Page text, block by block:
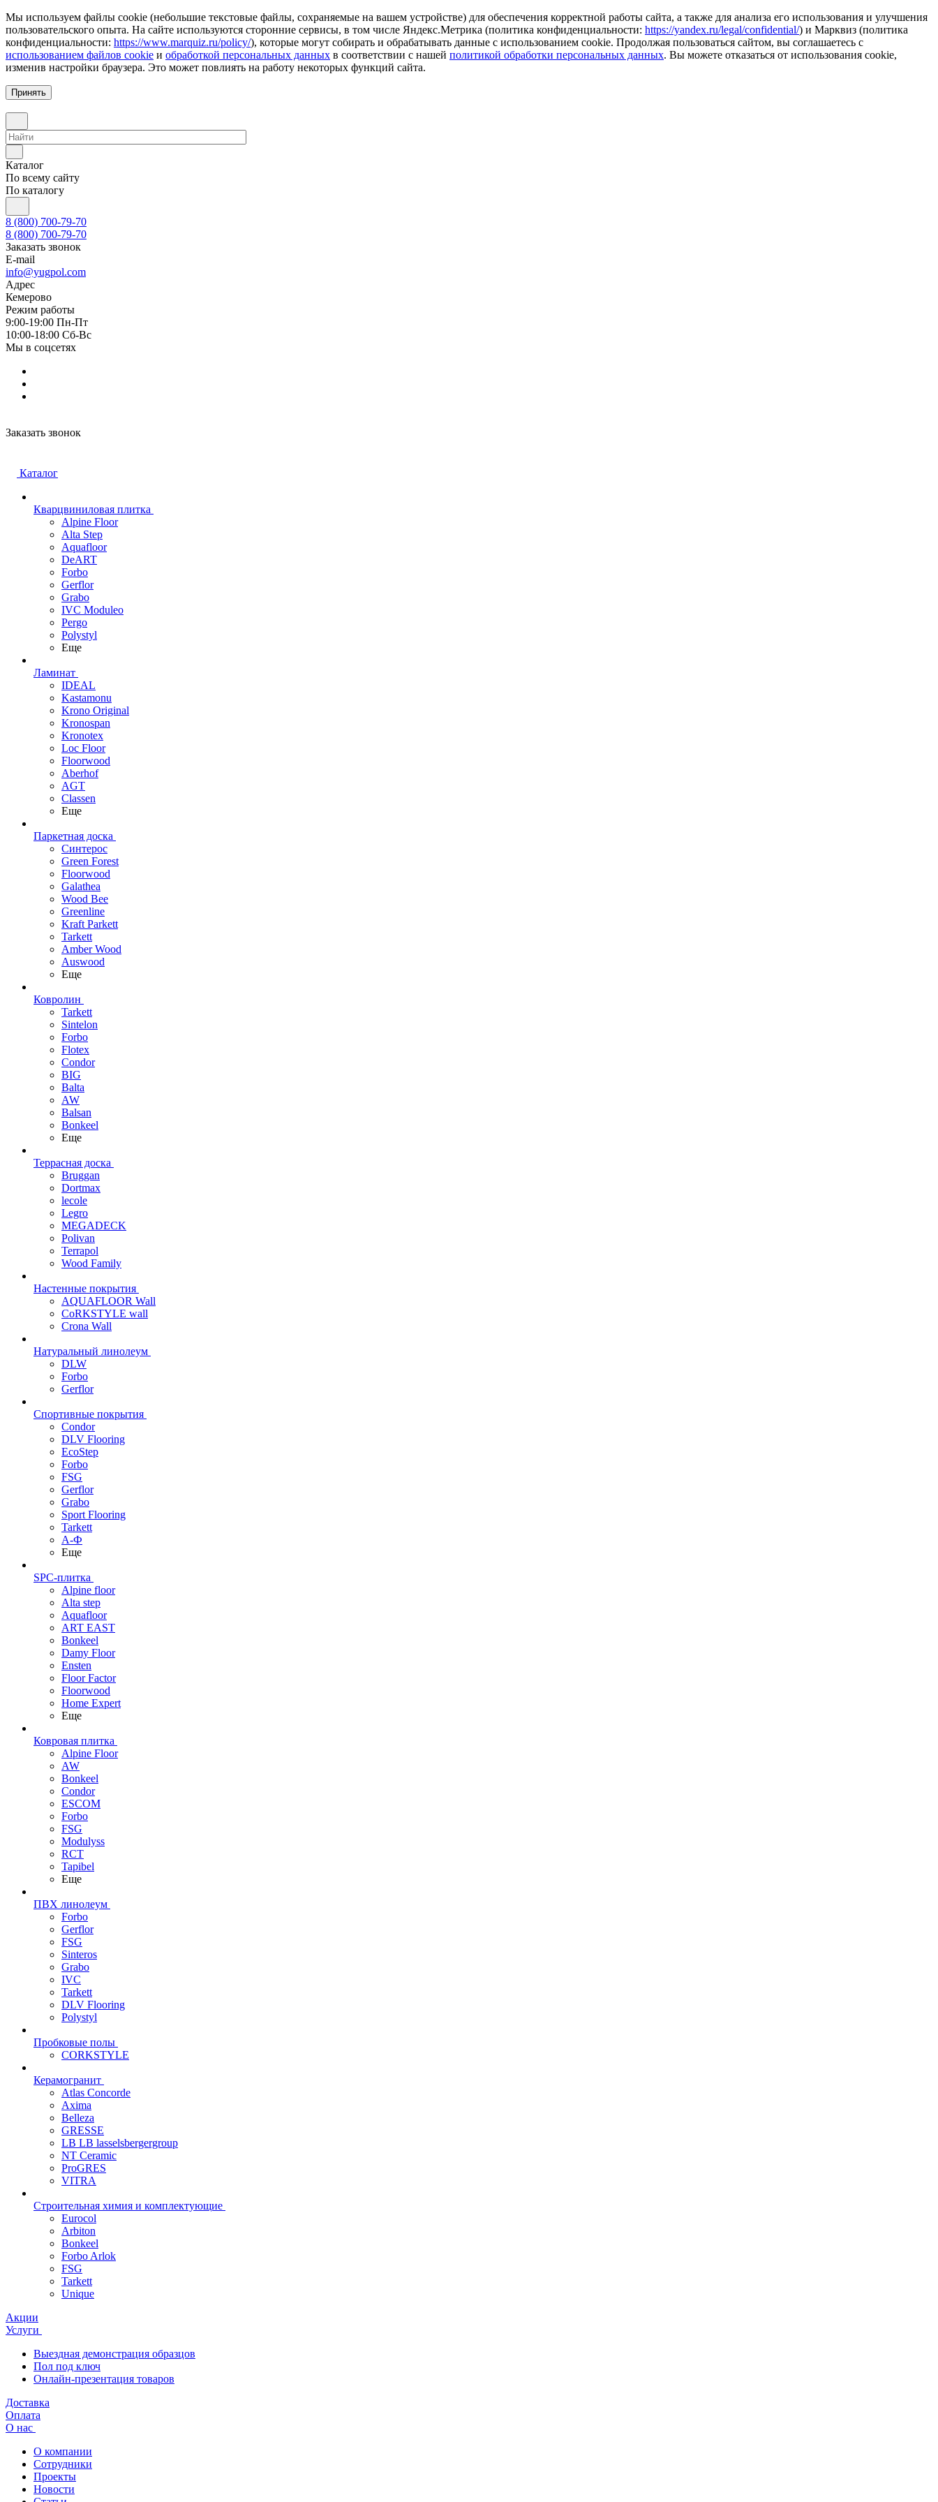
Мы используем файлы cookie (небольшие текстовые файлы, сохраняемые на вашем устройстве) для обеспечения корректной работы сайта, а также для анализа его использования и улучшения
пользовательского опыта. На сайте используются сторонние сервисы, в том числе Яндекс.Метрика (политика конфиденциальности: https://yandex.ru/legal/confidential/) и Марквиз (политика
конфиденциальности: https://www.marquiz.ru/policy/), которые могут собирать и обрабатывать данные с использованием cookie. Продолжая пользоваться сайтом, вы соглашаетесь с
использованием файлов cookie и обработкой персональных данных в соответствии с нашей политикой обработки персональных данных. Вы можете отказаться от использования cookie,
изменив настройки браузера. Это может повлиять на работу некоторых функций сайта.
Принять
Каталог
По всему сайту
По каталогу
8 (800) 700-79-70
8 (800) 700-79-70
Заказать звонок
E-mail
info@yugpol.com
Адрес
Кемерово
Режим работы
9:00-19:00 Пн-Пт
10:00-18:00 Cб-Вс
Мы в соцсетях
Заказать звонок
Каталог
Кварцвиниловая плитка
Alpine Floor
Alta Step
Aquafloor
DeART
Forbo
Gerflor
Grabo
IVC Moduleo
Pergo
Polystyl
Еще
Ламинат
IDEAL
Kastamonu
Krono Original
Kronospan
Kronotex
Loc Floor
Floorwood
Aberhof
AGT
Classen
Еще
Паркетная доска
Синтерос
Green Forest
Floorwood
Galathea
Wood Bee
Greenline
Kraft Parkett
Tarkett
Amber Wood
Auswood
Еще
Ковролин
Tarkett
Sintelon
Forbo
Flotex
Condor
BIG
Balta
AW
Balsan
Bonkeel
Еще
Террасная доска
Bruggan
Dortmax
lecole
Legro
MEGADECK
Polivan
Terrapol
Wood Family
Настенные покрытия
AQUAFLOOR Wall
CoRKSTYLE wall
Crona Wall
Натуральный линолеум
DLW
Forbo
Gerflor
Спортивные покрытия
Condor
DLV Flooring
EcoStep
Forbo
FSG
Gerflor
Grabo
Sport Flooring
Tarkett
А-Ф
Еще
SPC-плитка
Alpine floor
Alta step
Aquafloor
ART EAST
Bonkeel
Damy Floor
Ensten
Floor Factor
Floorwood
Home Expert
Еще
Ковровая плитка
Alpine Floor
AW
Bonkeel
Condor
ESCOM
Forbo
FSG
Modulyss
RCT
Tapibel
Еще
ПВХ линолеум
Forbo
Gerflor
FSG
Sinteros
Grabo
IVC
Tarkett
DLV Flooring
Polystyl
Пробковые полы
CORKSTYLE
Керамогранит
Atlas Concorde
Axima
Belleza
GRESSE
LB LB lasselsbergergroup
NT Ceramic
ProGRES
VITRA
Строительная химия и комплектующие
Eurocol
Arbiton
Bonkeel
Forbo Arlok
FSG
Tarkett
Unique
Акции
Услуги
Выездная демонстрация образцов
Пол под ключ
Онлайн-презентация товаров
Доставка
Оплата
О нас
О компании
Сотрудники
Проекты
Новости